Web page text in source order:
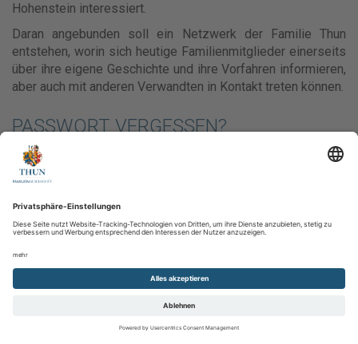
Hohenstein interessiert.
Daran angebunden soll ein Netzwerk der Familie Thun
entstehen, worin sich heutige Familienmitglieder einerseits
über ihre eigene Geschichte und ihre Vorfahren informieren,
aber auch mit anderen Verwandten in Kontakt treten können.
PASSWORT VERGESSEN?
Benutzername
Abschicken